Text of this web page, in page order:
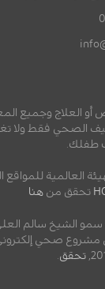
أو العلاج وجميع
الصحي فقط ولا
طفلك.
العالمية
تحقق من هنا
الشيخ سالم
مشروع صحي
تحقق.